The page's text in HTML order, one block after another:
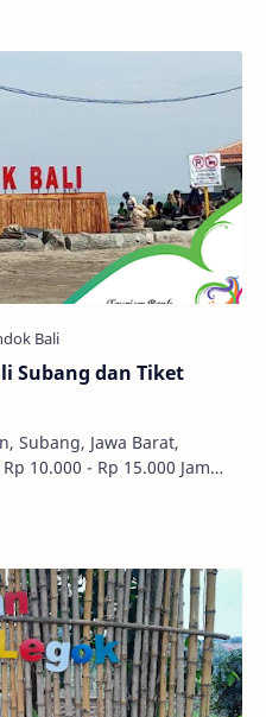
Subang dan Tiket
Subang, Jawa Barat,
10.000 - Rp 15.000 Jam